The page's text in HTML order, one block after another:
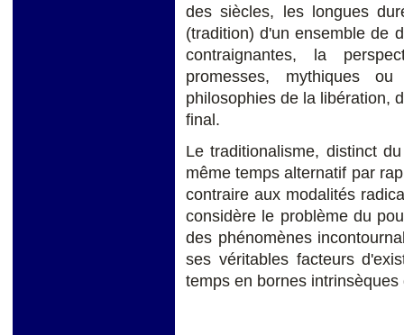
des siècles, les longues
(tradition) d'un ensemble de
contraignantes, la
promesses, mythiques
philosophies de la libération,
final.
Le traditionalisme, distinct
même temps alternatif par
contraire aux modalités
considère le problème du
des phénomènes
ses véritables facteurs
temps en bornes